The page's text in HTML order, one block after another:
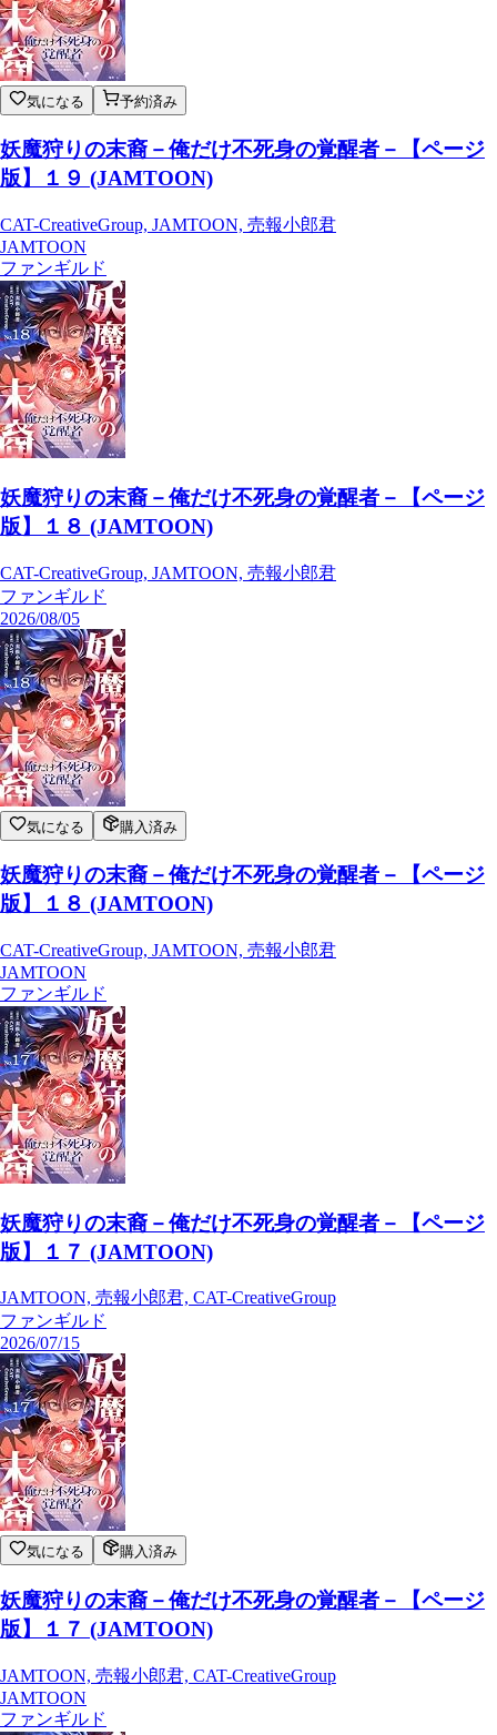
気になる 予約済み
妖魔狩りの末裔－俺だけ不死身の覚醒者－【ページ
版】１９ (JAMTOON)
CAT-CreativeGroup, JAMTOON, 売報小郎君
JAMTOON
ファンギルド
妖魔狩りの末裔－俺だけ不死身の覚醒者－【ページ
版】１８ (JAMTOON)
CAT-CreativeGroup, JAMTOON, 売報小郎君
ファンギルド
2026/08/05
気になる 購入済み
妖魔狩りの末裔－俺だけ不死身の覚醒者－【ページ
版】１８ (JAMTOON)
CAT-CreativeGroup, JAMTOON, 売報小郎君
JAMTOON
ファンギルド
妖魔狩りの末裔－俺だけ不死身の覚醒者－【ページ
版】１７ (JAMTOON)
JAMTOON, 売報小郎君, CAT-CreativeGroup
ファンギルド
2026/07/15
気になる 購入済み
妖魔狩りの末裔－俺だけ不死身の覚醒者－【ページ
版】１７ (JAMTOON)
JAMTOON, 売報小郎君, CAT-CreativeGroup
JAMTOON
ファンギルド